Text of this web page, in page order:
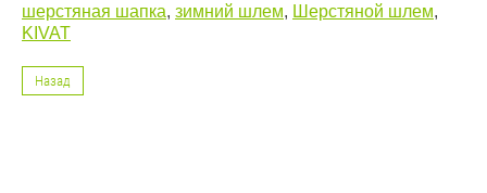
шерстяная шапка, зимний шлем, Шерстяной шлем,
KIVAT
Назад